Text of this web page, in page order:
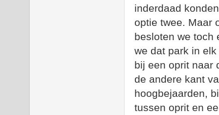
inderdaad
optie twee. Maar
besloten we toch
we dat park in
bij een oprit naar
de andere kant
hoogbejaarden,
tussen oprit en